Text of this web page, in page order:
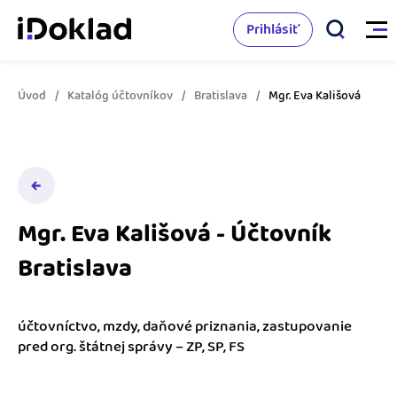
Sledovanie cashflow
Prepojenie na ďalšie systémy
Vzdelanie
Nápoveda
Ako začať s podnikaním
Ako sa vyznať vo fakturácii
Prihlásiť
Úvod Katalóg účtovníkov Bratislava Mgr. Eva Kališová
Mgr. Eva Kališová - Účtovník
Bratislava
účtovníctvo, mzdy, daňové priznania, zastupovanie
pred org. štátnej správy – ZP, SP, FS